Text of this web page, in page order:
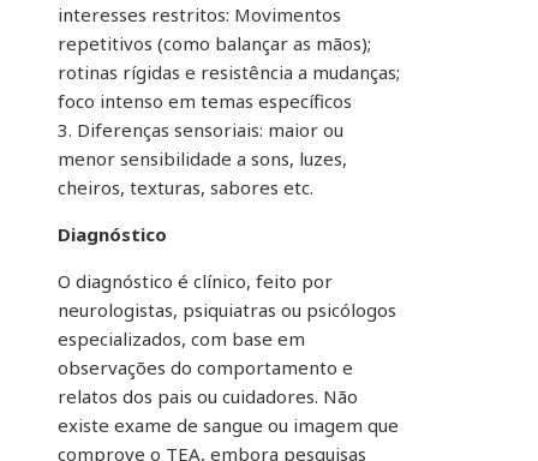
interesses restritos: Movimentos
repetitivos (como balançar as mãos);
rotinas rígidas e resistência a mudanças;
foco intenso em temas específicos
3. Diferenças sensoriais: maior ou
menor sensibilidade a sons, luzes,
cheiros, texturas, sabores etc.
Diagnóstico
O diagnóstico é clínico, feito por
neurologistas, psiquiatras ou psicólogos
especializados, com base em
observações do comportamento e
relatos dos pais ou cuidadores. Não
existe exame de sangue ou imagem que
comprove o TEA, embora pesquisas